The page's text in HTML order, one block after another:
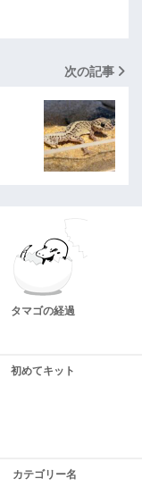
次の記事
タマゴの経過
初めてキット
カテゴリー名